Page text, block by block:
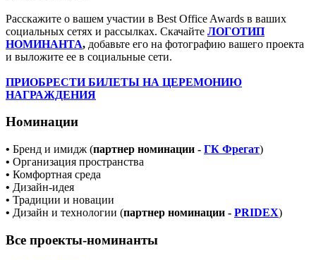
Расскажите о вашем участии в Best Office Awards в ваших
социальных сетях и рассылках. Скачайте ЛОГОТИП
НОМИНАНТА, добавьте его на фотографию вашего проекта
и выложите ее в социальные сети.
ПРИОБРЕСТИ БИЛЕТЫ НА ЦЕРЕМОНИЮ
НАГРАЖДЕНИЯ
Номинации
• Бренд и имидж (партнер номинации - ГК Фрегат)
• Организация пространства
• Комфортная среда
• Дизайн-идея
• Традиции и новации
• Дизайн и технологии (партнер номинации - PRIDEX)
Все проекты-номинанты